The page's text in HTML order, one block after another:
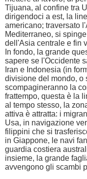
Tijuana, al confine tra
dirigendoci a est, la
americano; traversato
Mediterraneo, si
dell'Asia centrale e fin
In fondo, la grande
sapere se l'Occidente
Iran e Indonesia (in
divisione del mondo, o
scompagineranno la
frattempo, questa è la
al tempo stesso, la
attiva è attratta: i
Usa, in navigazione
filippini che si
in Giappone, le navi
guardia costiera
insieme, la grande
avvengono gli scambi